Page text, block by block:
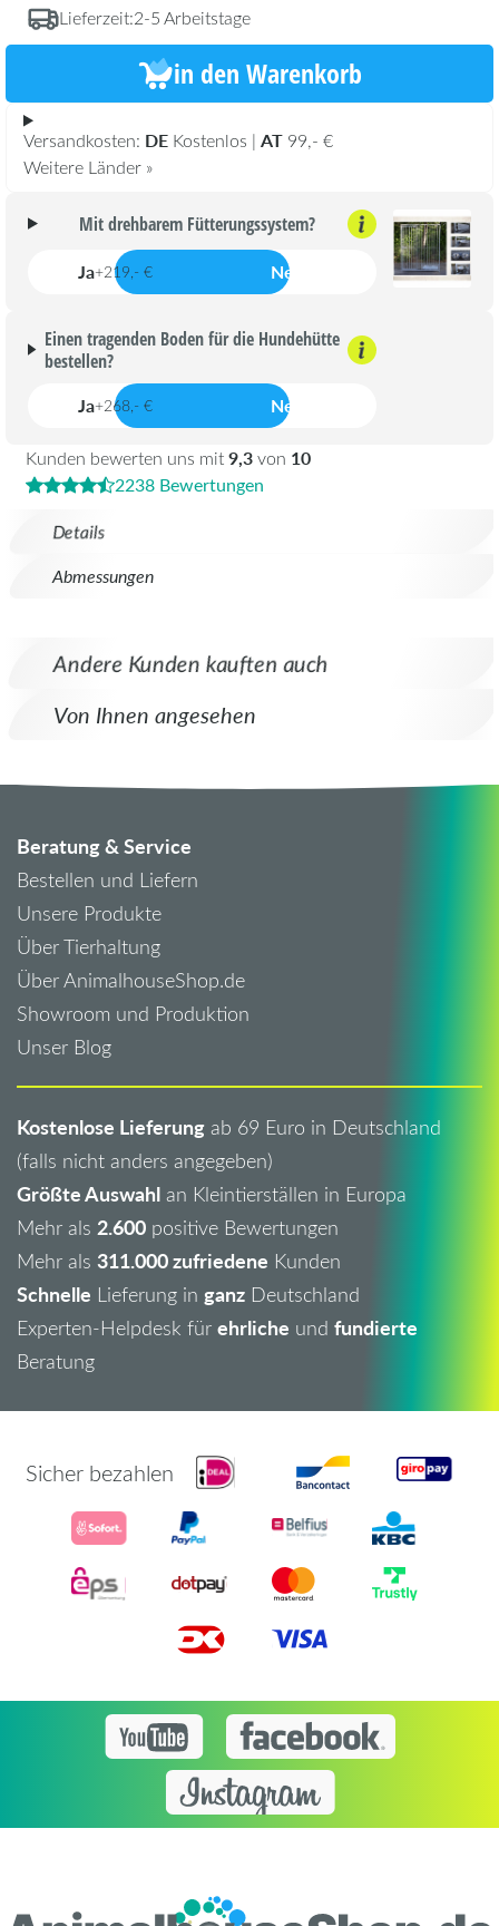
Details
Abmessungen
Lieferzeit:2-5 Arbeitstage
in den Warenkorb
Versandkosten: DE Kostenlos | AT 99,- €
Weitere Länder »
Kunden bewerten uns mit9,3von 10
2238 Bewertungen
Mit drehbarem Fütterungssystem?
Ja+219,- € Nein
Einen tragenden Boden für die Hundehütte
bestellen?
Ja+268,- € Nein
Andere Kunden kauften auch
Von Ihnen angesehen
Beratung & Service
Bestellen und Liefern
Unsere Produkte
Über Tierhaltung
Über AnimalhouseShop.de
Showroom und Produktion
Unser Blog
Kostenlose Lieferung ab 69 Euro in Deutschland
(falls nicht anders angegeben)
Größte Auswahl an Kleintierställen in Europa
Mehr als 2.600 positive Bewertungen
Mehr als 311.000 zufriedene Kunden
Schnelle Lieferung in ganz Deutschland
Experten-Helpdesk für ehrliche und fundierte
Beratung
Sicher bezahlen